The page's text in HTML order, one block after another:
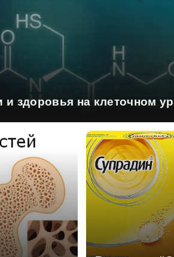
и здоровья на клеточном